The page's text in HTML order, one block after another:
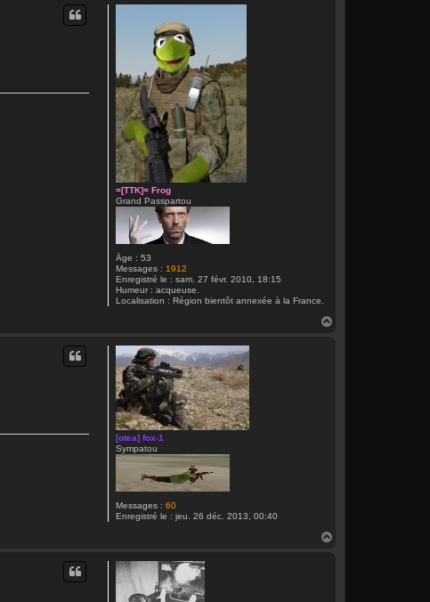
=[TTK]= Frog
Grand Passpartou
Âge : 53
Messages : 1912
Enregistré le : sam. 27 févr. 2010, 18:15
Humeur : acqueuse.
Localisation : Région bientôt annexée à la France.
[otea] fox-1
Sympatou
Messages : 60
Enregistré le : jeu. 26 déc. 2013, 00:40